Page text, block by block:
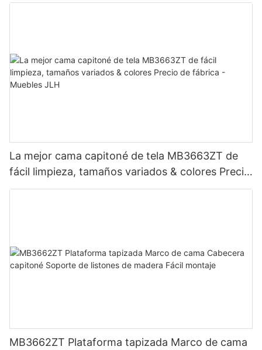
La mejor cama capitoné de tela MB3663ZT de
fácil limpieza, tamaños variados & colores Precio
de fábrica - Muebles JLH
MB3662ZT Plataforma tapizada Marco de cama